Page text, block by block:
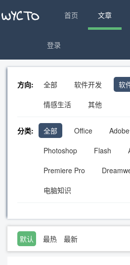
首页 文章
登录
方向: 全部 软件开发 软
情感生活
其他
分类: 全部 Office
Photoshop
Flash
Premiere Pro
电脑知识
默认 最热 最新